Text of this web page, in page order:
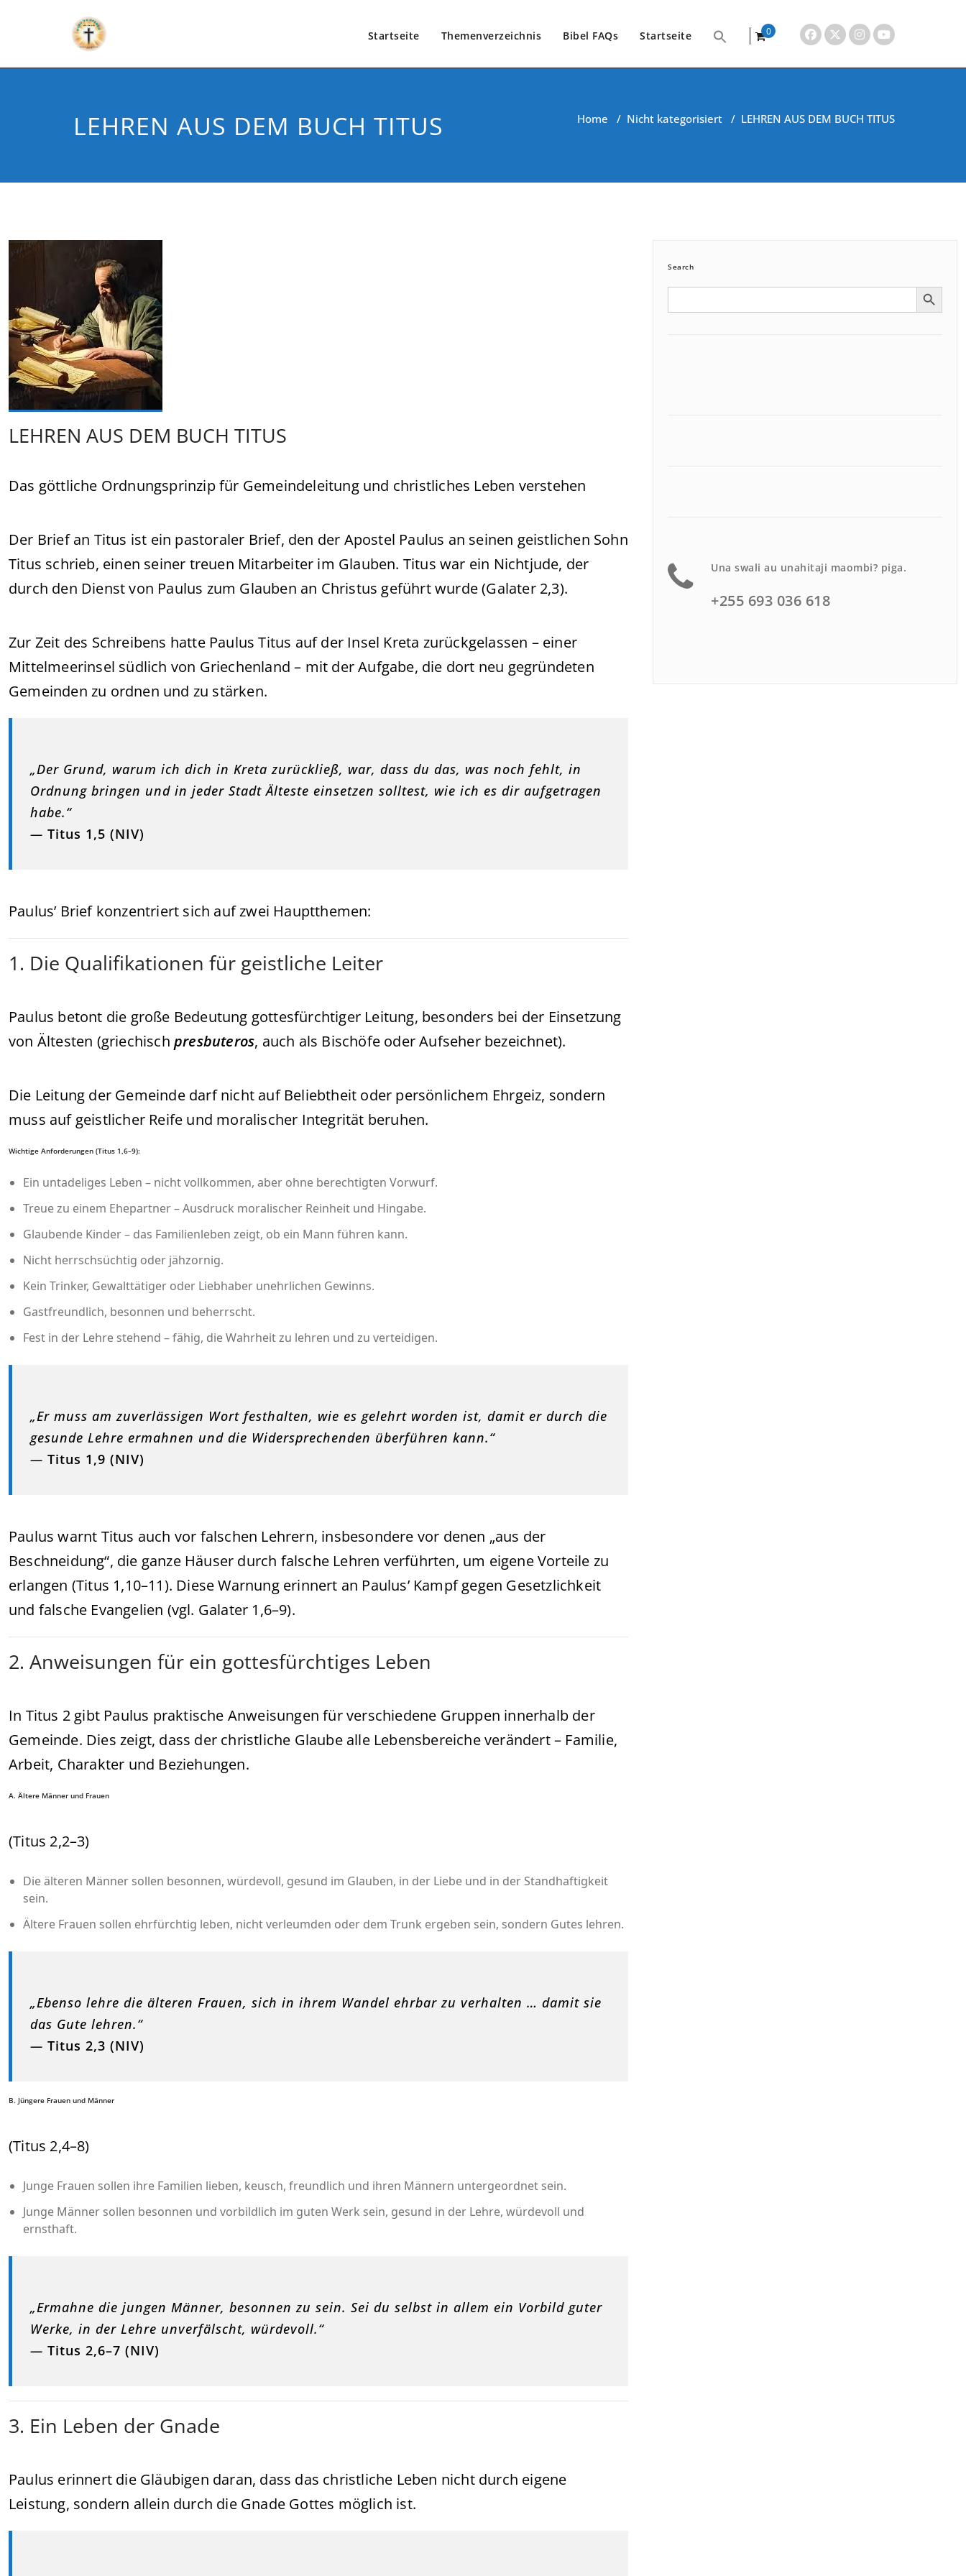
Startseite Themenverzeichnis Bibel FAQs Startseite
0
LEHREN AUS DEM BUCH TITUS Home / Nicht kategorisiert / LEHREN AUS DEM BUCH TITUS
LEHREN AUS DEM BUCH TITUS
Das göttliche Ordnungsprinzip für Gemeindeleitung und christliches Leben verstehen
Der Brief an Titus ist ein pastoraler Brief, den der Apostel Paulus an seinen geistlichen Sohn
Titus schrieb, einen seiner treuen Mitarbeiter im Glauben. Titus war ein Nichtjude, der
durch den Dienst von Paulus zum Glauben an Christus geführt wurde (Galater 2,3).
Zur Zeit des Schreibens hatte Paulus Titus auf der Insel Kreta zurückgelassen – einer
Mittelmeerinsel südlich von Griechenland – mit der Aufgabe, die dort neu gegründeten
Gemeinden zu ordnen und zu stärken.
„Der Grund, warum ich dich in Kreta zurückließ, war, dass du das, was noch fehlt, in
Ordnung bringen und in jeder Stadt Älteste einsetzen solltest, wie ich es dir aufgetragen
habe.“
— Titus 1,5 (NIV)
Paulus’ Brief konzentriert sich auf zwei Hauptthemen:
1. Die Qualifikationen für geistliche Leiter
Paulus betont die große Bedeutung gottesfürchtiger Leitung, besonders bei der Einsetzung
von Ältesten (griechisch presbuteros, auch als Bischöfe oder Aufseher bezeichnet).
Die Leitung der Gemeinde darf nicht auf Beliebtheit oder persönlichem Ehrgeiz, sondern
muss auf geistlicher Reife und moralischer Integrität beruhen.
Wichtige Anforderungen (Titus 1,6–9):
Ein untadeliges Leben – nicht vollkommen, aber ohne berechtigten Vorwurf.
Treue zu einem Ehepartner – Ausdruck moralischer Reinheit und Hingabe.
Glaubende Kinder – das Familienleben zeigt, ob ein Mann führen kann.
Nicht herrschsüchtig oder jähzornig.
Kein Trinker, Gewalttätiger oder Liebhaber unehrlichen Gewinns.
Gastfreundlich, besonnen und beherrscht.
Fest in der Lehre stehend – fähig, die Wahrheit zu lehren und zu verteidigen.
„Er muss am zuverlässigen Wort festhalten, wie es gelehrt worden ist, damit er durch die
gesunde Lehre ermahnen und die Widersprechenden überführen kann.“
— Titus 1,9 (NIV)
Paulus warnt Titus auch vor falschen Lehrern, insbesondere vor denen „aus der
Beschneidung“, die ganze Häuser durch falsche Lehren verführten, um eigene Vorteile zu
erlangen (Titus 1,10–11). Diese Warnung erinnert an Paulus’ Kampf gegen Gesetzlichkeit
und falsche Evangelien (vgl. Galater 1,6–9).
2. Anweisungen für ein gottesfürchtiges Leben
In Titus 2 gibt Paulus praktische Anweisungen für verschiedene Gruppen innerhalb der
Gemeinde. Dies zeigt, dass der christliche Glaube alle Lebensbereiche verändert – Familie,
Arbeit, Charakter und Beziehungen.
A. Ältere Männer und Frauen
(Titus 2,2–3)
Die älteren Männer sollen besonnen, würdevoll, gesund im Glauben, in der Liebe und in der Standhaftigkeit
sein.
Ältere Frauen sollen ehrfürchtig leben, nicht verleumden oder dem Trunk ergeben sein, sondern Gutes lehren.
„Ebenso lehre die älteren Frauen, sich in ihrem Wandel ehrbar zu verhalten … damit sie
das Gute lehren.“
— Titus 2,3 (NIV)
B. Jüngere Frauen und Männer
(Titus 2,4–8)
Junge Frauen sollen ihre Familien lieben, keusch, freundlich und ihren Männern untergeordnet sein.
Junge Männer sollen besonnen und vorbildlich im guten Werk sein, gesund in der Lehre, würdevoll und
ernsthaft.
„Ermahne die jungen Männer, besonnen zu sein. Sei du selbst in allem ein Vorbild guter
Werke, in der Lehre unverfälscht, würdevoll.“
— Titus 2,6–7 (NIV)
3. Ein Leben der Gnade
Paulus erinnert die Gläubigen daran, dass das christliche Leben nicht durch eigene
Leistung, sondern allein durch die Gnade Gottes möglich ist.
Search
Search Search Button
Una swali au unahitaji maombi? piga.
+255 693 036 618